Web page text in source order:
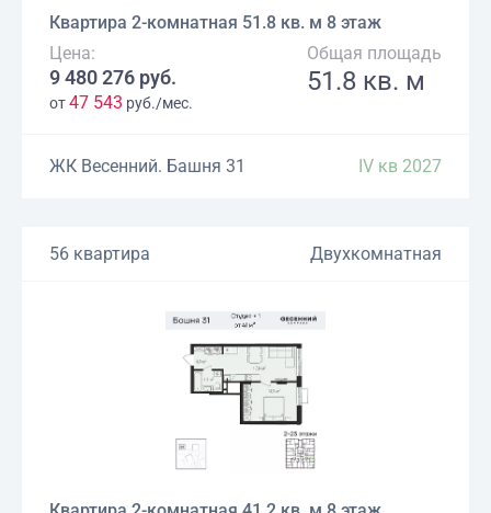
Квартира 2-комнатная 51.8 кв. м 8 этаж
Цена:
9 480 276 руб.
от47 543 руб./мес.
Общая площадь
51.8 кв. м
ЖК Весенний. Башня 31 IV кв 2027
56 квартира Двухкомнатная